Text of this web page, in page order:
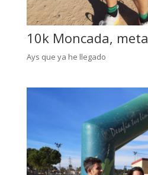
10k Moncada, meta
Ays que ya he llegado